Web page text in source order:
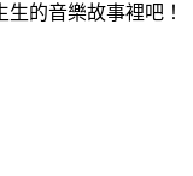
的音樂故事裡吧！